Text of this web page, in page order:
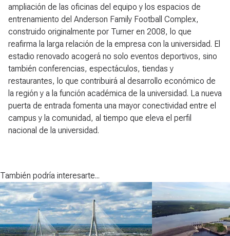
ampliación de las oficinas del equipo y los espacios de
entrenamiento del Anderson Family Football Complex,
construido originalmente por Turner en 2008, lo que
reafirma la larga relación de la empresa con la universidad. El
estadio renovado acogerá no solo eventos deportivos, sino
también conferencias, espectáculos, tiendas y
restaurantes, lo que contribuirá al desarrollo económico de
la región y a la función académica de la universidad. La nueva
puerta de entrada fomenta una mayor conectividad entre el
campus y la comunidad, al tiempo que eleva el perfil
nacional de la universidad.
También podría interesarte...